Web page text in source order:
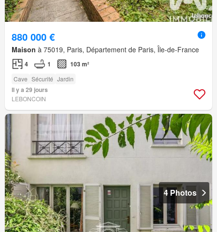
880 000 €
Maison à 75019, Paris, Département de Paris, Île-de-France
4 1 103 m²
Cave Sécurité Jardin
Il y a 29 jours
LEBONCOIN
4 Photos